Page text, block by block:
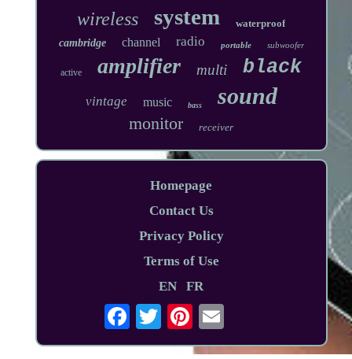
wireless system
waterproof
cambridge
channel radio portable subwoofer
active amplifier multi black
vintage music bass sound
monitor receiver
Homepage
Contact Us
Privacy Policy
Terms of Use
EN
FR